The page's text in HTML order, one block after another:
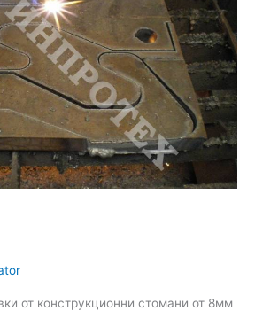
от конструкционни стомани от 8мм